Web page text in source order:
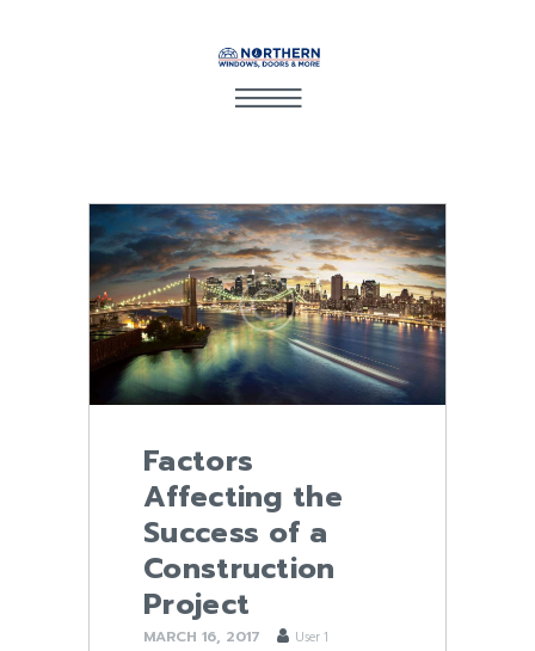
Factors
Affecting the
Success of a
Construction
Project
MARCH 16, 2017 User 1